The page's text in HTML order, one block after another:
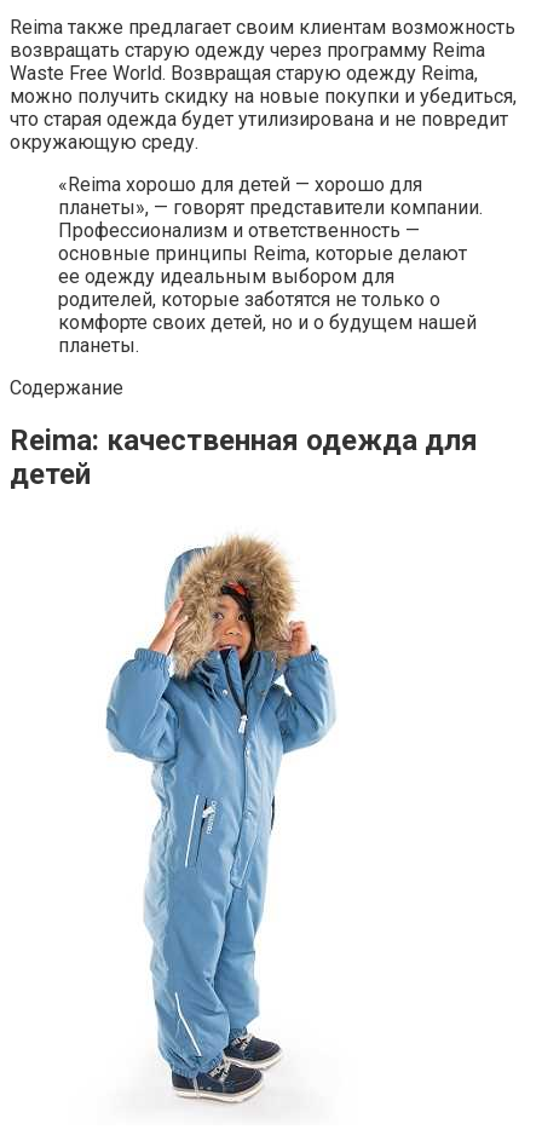
Reima также предлагает своим клиентам возможность
возвращать старую одежду через программу Reima
Waste Free World. Возвращая старую одежду Reima,
можно получить скидку на новые покупки и убедиться,
что старая одежда будет утилизирована и не повредит
окружающую среду.
«Reima хорошо для детей — хорошо для
планеты», — говорят представители компании.
Профессионализм и ответственность —
основные принципы Reima, которые делают
ее одежду идеальным выбором для
родителей, которые заботятся не только о
комфорте своих детей, но и о будущем нашей
планеты.
Содержание
Reima: качественная одежда для
детей